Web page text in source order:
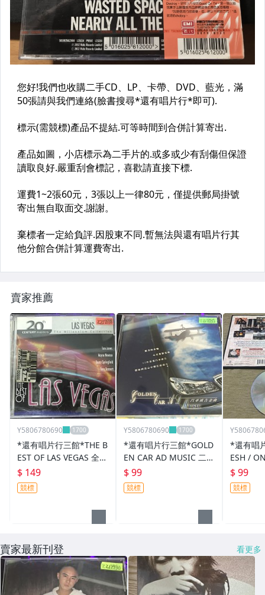
賣家推薦
Y5806780690
*還有唱片行三館*THE B
EST OF LAS VEGAS 全新
ZZ17578(競標)
$ 149
競標
Y5806780690
*還有唱片行三館*GOLD
EN CAR AD MUSIC 二手
ZZ13737(競標)
$ 99
競標
*還有唱
ESH /
新
$ 99
競標
賣家最新刊登 看更多